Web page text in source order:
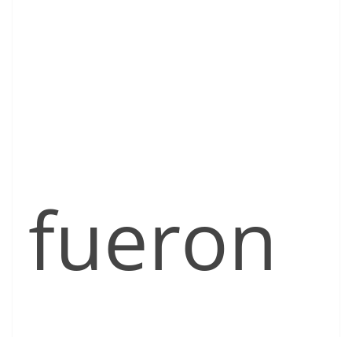
fueron